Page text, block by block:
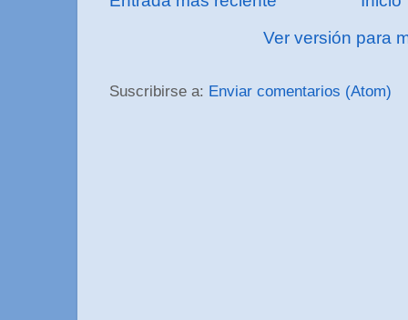
Ver versión para
Suscribirse a: Enviar comentarios (Atom)